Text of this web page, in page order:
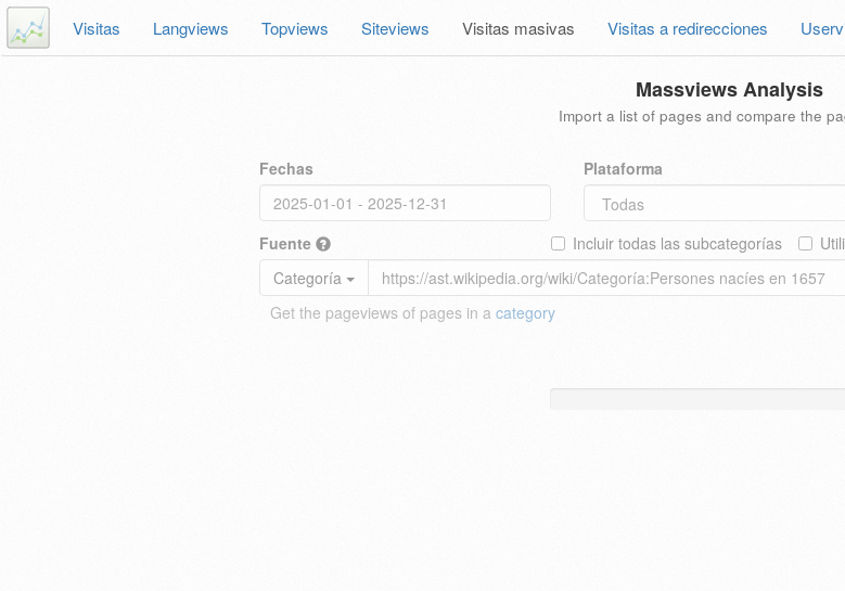
Visitas Langviews Topviews Siteviews Visitas masivas Visitas a redirecciones
Massviews Analysis
Import a list of pages and compare the
Fechas Plataforma
Fuente
Incluir todas las subcategorías
Categoría
Get the pageviews of pages in a category